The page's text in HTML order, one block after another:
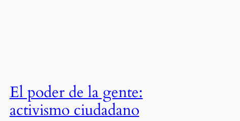
El poder de la gente:
activismo ciudadano